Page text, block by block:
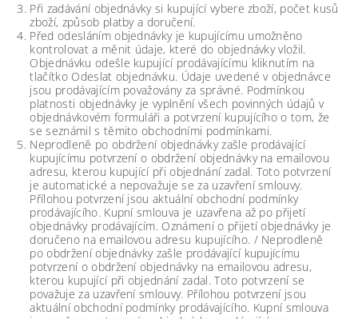
Při zadávání objednávky si kupující vybere zboží, počet kusů
zboží, způsob platby a doručení.
Před odesláním objednávky je kupujícímu umožněno
kontrolovat a měnit údaje, které do objednávky vložil.
Objednávku odešle kupující prodávajícímu kliknutím na
tlačítko Odeslat objednávku. Údaje uvedené v objednávce
jsou prodávajícím považovány za správné. Podmínkou
platnosti objednávky je vyplnění všech povinných údajů v
objednávkovém formuláři a potvrzení kupujícího o tom, že
se seznámil s těmito obchodními podmínkami.
Neprodleně po obdržení objednávky zašle prodávající
kupujícímu potvrzení o obdržení objednávky na emailovou
adresu, kterou kupující při objednání zadal. Toto potvrzení
je automatické a nepovažuje se za uzavření smlouvy.
Přílohou potvrzení jsou aktuální obchodní podmínky
prodávajícího. Kupní smlouva je uzavřena až po přijetí
objednávky prodávajícím. Oznámení o přijetí objednávky je
doručeno na emailovou adresu kupujícího. / Neprodleně
po obdržení objednávky zašle prodávající kupujícímu
potvrzení o obdržení objednávky na emailovou adresu,
kterou kupující při objednání zadal. Toto potvrzení se
považuje za uzavření smlouvy. Přílohou potvrzení jsou
aktuální obchodní podmínky prodávajícího. Kupní smlouva